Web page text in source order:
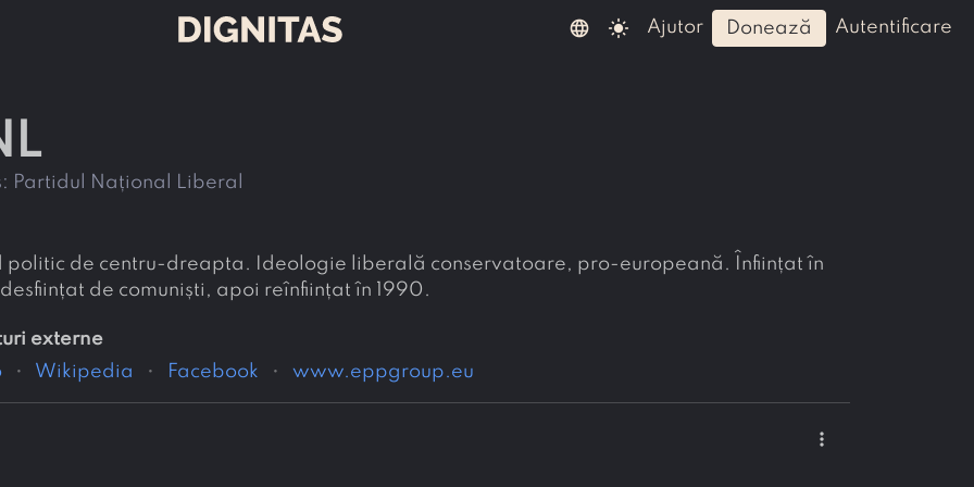
language light_mode ajutor donează autentificare
Partidul Național Liberal
politic de centru-dreapta. Ideologie liberală conservatoare, pro-europeană. Înființat în
desființat de comuniști, apoi reînființat în 1990.
externe
Wikipedia Facebook www.eppgroup.eu
more_vert